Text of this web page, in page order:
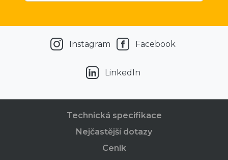
Instagram Facebook
LinkedIn
Technická specifikace
Nejčastější dotazy
Ceník